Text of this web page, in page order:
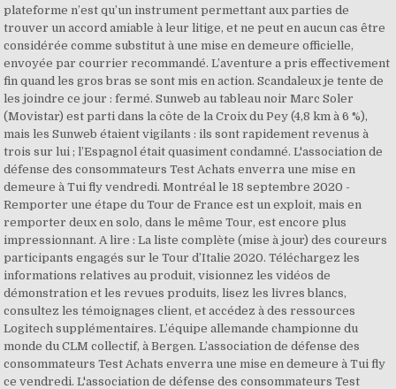
plateforme n’est qu’un instrument permettant aux parties de
trouver un accord amiable à leur litige, et ne peut en aucun cas être
considérée comme substitut à une mise en demeure officielle,
envoyée par courrier recommandé. L’aventure a pris effectivement
fin quand les gros bras se sont mis en action. Scandaleux je tente de
les joindre ce jour : fermé. Sunweb au tableau noir Marc Soler
(Movistar) est parti dans la côte de la Croix du Pey (4,8 km à 6 %),
mais les Sunweb étaient vigilants : ils sont rapidement revenus à
trois sur lui ; l’Espagnol était quasiment condamné. L'association de
défense des consommateurs Test Achats enverra une mise en
demeure à Tui fly vendredi. Montréal le 18 septembre 2020 -
Remporter une étape du Tour de France est un exploit, mais en
remporter deux en solo, dans le même Tour, est encore plus
impressionnant. A lire : La liste complète (mise à jour) des coureurs
participants engagés sur le Tour d’Italie 2020. Téléchargez les
informations relatives au produit, visionnez les vidéos de
démonstration et les revues produits, lisez les livres blancs,
consultez les témoignages client, et accédez à des ressources
Logitech supplémentaires. L’équipe allemande championne du
monde du CLM collectif, à Bergen. L’association de défense des
consommateurs Test Achats enverra une mise en demeure à Tui fly
ce vendredi. L'association de défense des consommateurs Test